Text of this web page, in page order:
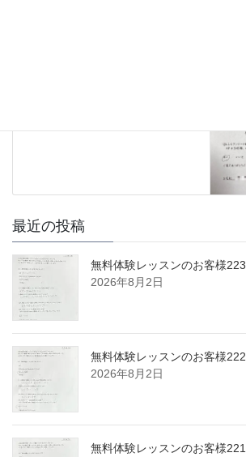
最近の投稿
無料体験レッスンのお客様223
2026年8月2日
無料体験レッスンのお客様222
2026年8月2日
無料体験レッスンのお客様221